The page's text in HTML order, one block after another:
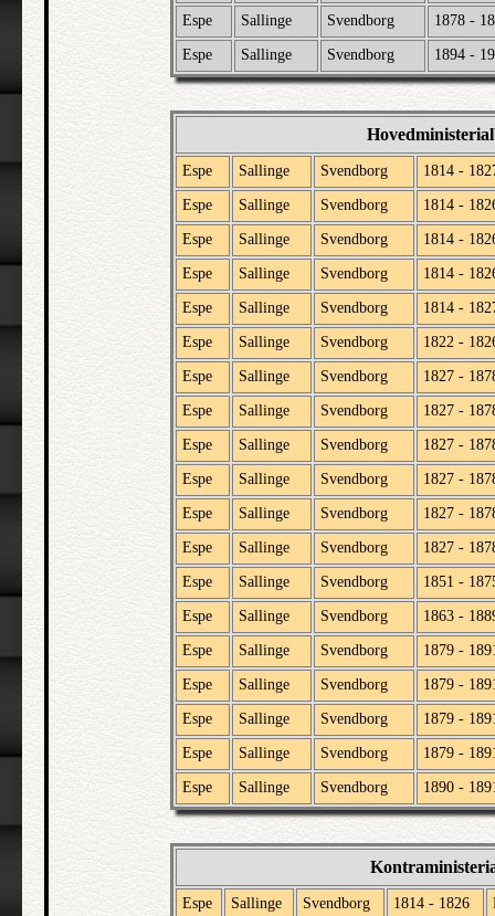
Espe Sallinge Svendborg 1878 -
Espe Sallinge Svendborg 1894 -
Espe Sallinge Svendborg 1814 -
Espe Sallinge Svendborg 1814 -
Espe Sallinge Svendborg 1814 -
Espe Sallinge Svendborg 1814 -
Espe Sallinge Svendborg 1814 -
Espe Sallinge Svendborg 1822 -
Espe Sallinge Svendborg 1827 -
Espe Sallinge Svendborg 1827 -
Espe Sallinge Svendborg 1827 -
Espe Sallinge Svendborg 1827 -
Espe Sallinge Svendborg 1827 -
Espe Sallinge Svendborg 1827 -
Espe Sallinge Svendborg 1851 -
Espe Sallinge Svendborg 1863 -
Espe Sallinge Svendborg 1879 -
Espe Sallinge Svendborg 1879 -
Espe Sallinge Svendborg 1879 -
Espe Sallinge Svendborg 1879 -
Espe Sallinge Svendborg 1890 -
Espe Sallinge Svendborg 1814 - 1826